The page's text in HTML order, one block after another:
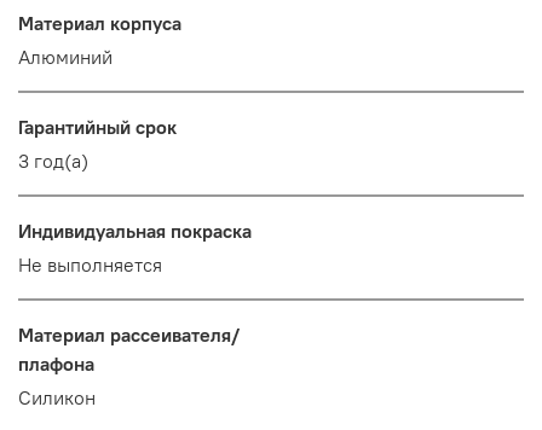
Материал корпуса
Алюминий
Гарантийный срок
3 год(а)
Индивидуальная покраска
Не выполняется
Материал рассеивателя/
плафона
Силикон